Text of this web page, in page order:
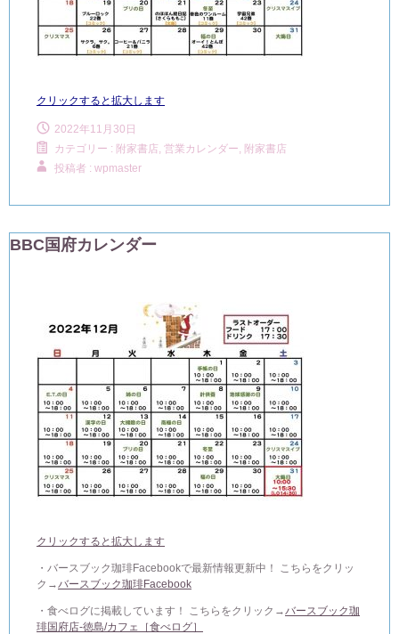
クリックすると拡大します
2022年11月30日
カテゴリー : 附家書店, 営業カレンダー, 附家書店
投稿者 : wpmaster
BBC国府カレンダー
クリックすると拡大します
・バースブック珈琲Facebookで最新情報更新中！ こちらをクリッ
ク→ バースブック珈琲Facebook
・食べログに掲載しています！ こちらをクリック→ バースブック珈
琲国府店-徳島/カフェ［食べログ］